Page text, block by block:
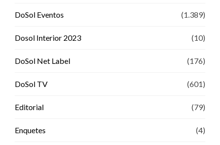
DoSol Eventos (1.389)
Dosol Interior 2023 (10)
DoSol Net Label (176)
DoSol TV (601)
Editorial (79)
Enquetes (4)